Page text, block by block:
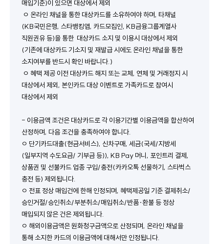
매입기준)이 있으면 대상에서 제외
ㅇ 온라인 채널을 통한 대상카드를 소유하여야 하며, 타채널
(KB국민은행, 스타뱅킹앱, 카드모집인, KB금융그룹계열사
직원권유 등)을 통한  대상카드 소지 및 이용시 대상에서 제외
(기존에 대상카드 기소지 및 재발급 시에도 온라인 채널을 통한
소지여부를 반드시 확인 바랍니다.)
ㅇ 혜택 제공 이전 대상카드 해지 또는 교체, 연체 및 거래정지 시
대상에서 제외, 본인카드 대상 이벤트로 가족카드로 참여시
대상에서 제외
- 이용금액 조건은 대상카드로 각 이용기간별 이용금액을 합산하여
산정하며, 다음 조건을 충족하여야 합니다.
ㅇ 단기카드대출(현금서비스), 신차구매, 세금(국세/지방세
(일부지역 수도요금/ 기부금 등)), KB Pay 머니, 포인트리 결제,
상품권 및 선불카드 업종 구입/충전(카카오톡 선물하기, 스타벅스
충전 등) 제외됩니다.
ㅇ 전표 정상 매입건에 한해 인정되며, 혜택제공일 기준 결제취소/
승인거절/승인취소/부분취소/매입취소/반품·환불 등 정상
매입되지 않은 건은 제외됩니다.
ㅇ 해외이용금액은 원화청구금액으로 산정되며, 온라인 채널을
통해 소지한 카드의 이용금액에 대해서만 인정됩니다.